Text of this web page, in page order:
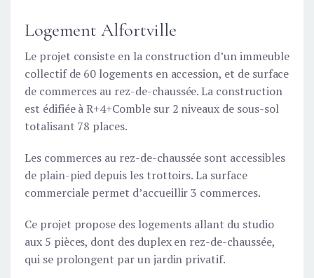
Logement Alfortville
Le projet consiste en la construction d’un immeuble
collectif de 60 logements en accession, et de surface
de commerces au rez-de-chaussée. La construction
est édifiée à R+4+Comble sur 2 niveaux de sous-sol
totalisant 78 places.
Les commerces au rez-de-chaussée sont accessibles
de plain-pied depuis les trottoirs. La surface
commerciale permet d’accueillir 3 commerces.
Ce projet propose des logements allant du studio
aux 5 pièces, dont des duplex en rez-de-chaussée,
qui se prolongent par un jardin privatif.